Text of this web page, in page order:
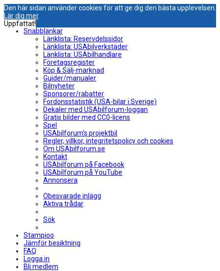
Den här sidan använder cookies för att ge dig den bästa upplevelsen.
Lär dig mer
Uppfattat!
Snabblänkar
Länklista: Reservdelssidor
Länklista: USAbilverkstäder
Länklista: USAbilhandlare
Företagsregister
Köp & Sälj-marknad
Guider/manualer
Bilnyheter
Sponsorer/rabatter
Fordonsstatistik (USA-bilar i Sverige)
Dekaler med USAbilforum-loggan
Gratis bilder med CC0-licens
Spel
USAbilforum's projektbil
Regler, villkor, integritetspolicy och cookies
Om USAbilforum.se
Kontakt
USAbilforum på Facebook
USAbilforum på YouTube
Annonsera
Obesvarade inlägg
Aktiva trådar
Sök
Stampioo
Jämför besiktning
FAQ
Logga in
Bli medlem